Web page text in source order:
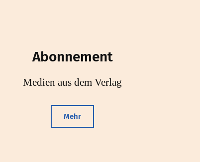
Abonnement
Medien aus dem Verlag
Mehr